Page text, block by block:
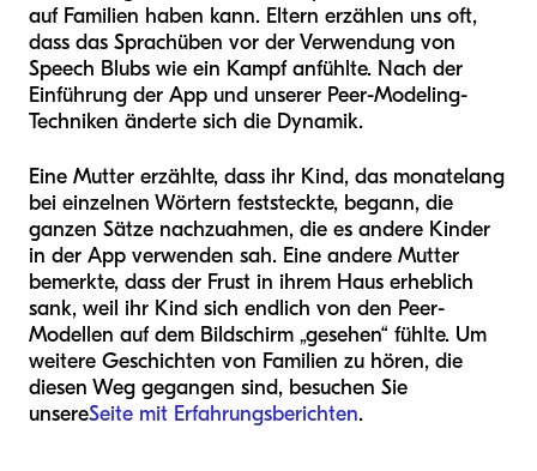
auf Familien haben kann. Eltern erzählen uns oft,
dass das Sprachüben vor der Verwendung von
Speech Blubs wie ein Kampf anfühlte. Nach der
Einführung der App und unserer Peer-Modeling-
Techniken änderte sich die Dynamik.
Eine Mutter erzählte, dass ihr Kind, das monatelang
bei einzelnen Wörtern feststeckte, begann, die
ganzen Sätze nachzuahmen, die es andere Kinder
in der App verwenden sah. Eine andere Mutter
bemerkte, dass der Frust in ihrem Haus erheblich
sank, weil ihr Kind sich endlich von den Peer-
Modellen auf dem Bildschirm „gesehen“ fühlte. Um
weitere Geschichten von Familien zu hören, die
diesen Weg gegangen sind, besuchen Sie
unsereSeite mit Erfahrungsberichten.